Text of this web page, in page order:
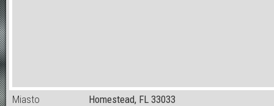
Miasto
Homestead, FL 33033